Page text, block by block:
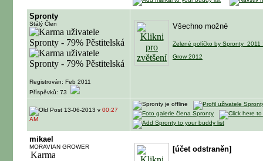
Spronty
Stálý Člen
Registrován: Feb 2011
Příspěvků: 73
Všechno možné
Zelené políčko by Spronty_2011
Grow 2012
13-06-2013 v 00:27
AM
mikael
MORAVIAN GROWER [účet odstraněn]